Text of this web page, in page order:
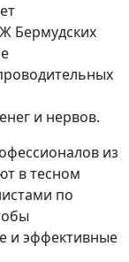
Бермудских
и нервов.
из
в тесном
по
и эффективные